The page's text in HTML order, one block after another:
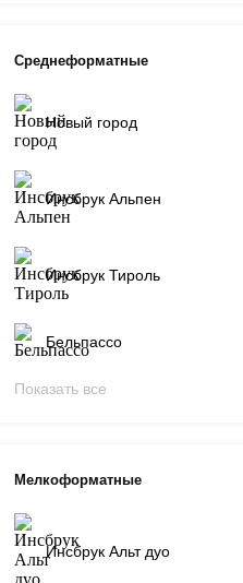
Среднеформатные
Новый город
Инсбрук Альпен
Инсбрук Тироль
Бельпассо
Показать все
Мелкоформатные
Инсбрук Альт дуо